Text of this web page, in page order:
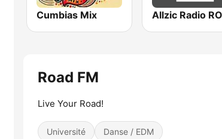
Cumbias Mix
Road FM
Live Your Road!
Université Danse / EDM